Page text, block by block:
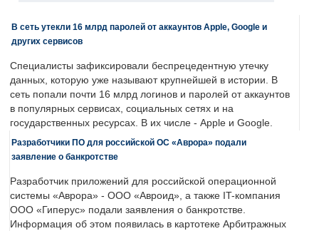
В сеть утекли 16 млрд паролей от аккаунтов Apple, Google и
других сервисов
Специалисты зафиксировали беспрецедентную утечку
данных, которую уже называют крупнейшей в истории. В
сеть попали почти 16 млрд логинов и паролей от аккаунтов
в популярных сервисах, социальных сетях и на
государственных ресурсах. В их числе - Apple и Google.
Разработчики ПО для российской ОС «Аврора» подали
заявление о банкротстве
Разработчик приложений для российской операционной
системы «Аврора» - ООО «Авроид», а также IT-компания
ООО «Гиперус» подали заявления о банкротстве.
Информация об этом появилась в картотеке Арбитражных